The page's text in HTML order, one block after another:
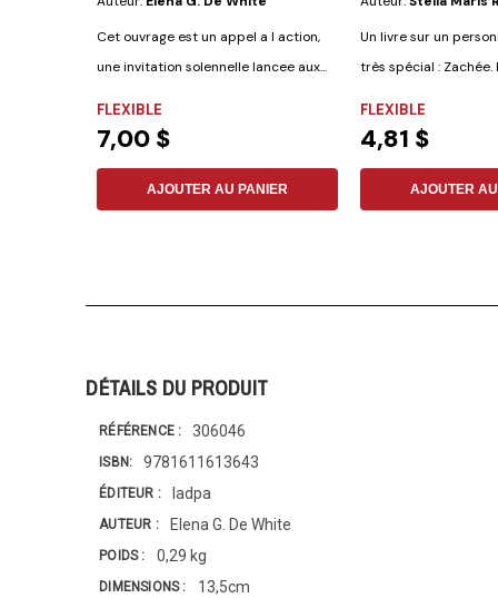
Cet ouvrage est un appel a l action,
une invitation solennelle lancee aux...
FLEXIBLE
7,00 $
AJOUTER AU PANIER
Un livre sur un
très spécial : Zachée.
FLEXIBLE
4,81 $
AJOUTER
DÉTAILS DU PRODUIT
RÉFÉRENCE 306046
ISBN 9781611613643
ÉDITEUR Iadpa
AUTEUR Elena G. De White
POIDS 0,29 kg
DIMENSIONS 13,5cm